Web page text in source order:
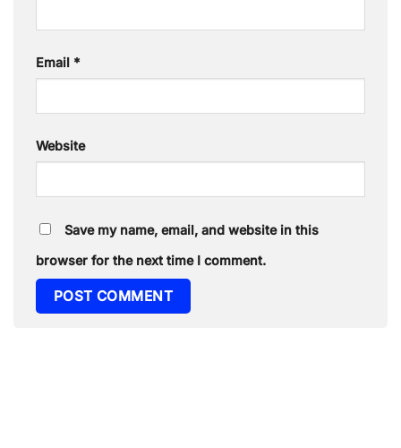
Email *
Website
Save my name, email, and website in this
browser for the next time I comment.